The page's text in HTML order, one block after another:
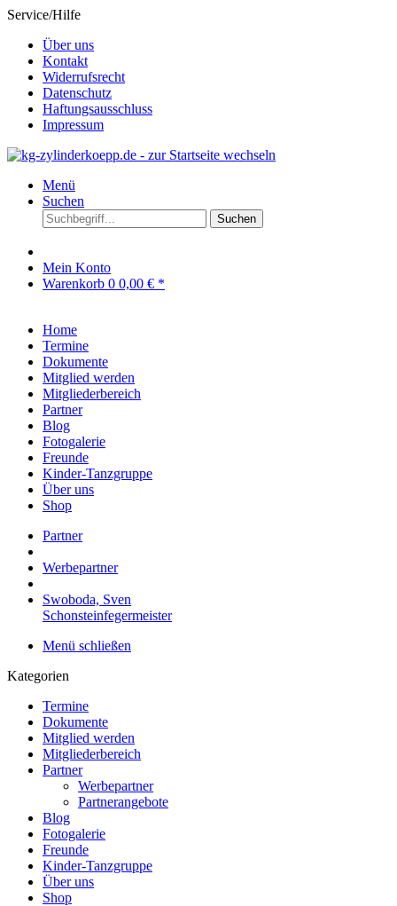
Service/Hilfe
Über uns
Kontakt
Widerrufsrecht
Datenschutz
Haftungsausschluss
Impressum
Menü
Suchen
Suchen
Mein Konto
Warenkorb 0 0,00 € *
Home
Termine
Dokumente
Mitglied werden
Mitgliederbereich
Partner
Blog
Fotogalerie
Freunde
Kinder-Tanzgruppe
Über uns
Shop
Partner
Werbepartner
Swoboda, Sven
Schonsteinfegermeister
Menü schließen
Kategorien
Termine
Dokumente
Mitglied werden
Mitgliederbereich
Partner
Werbepartner
Partnerangebote
Blog
Fotogalerie
Freunde
Kinder-Tanzgruppe
Über uns
Shop